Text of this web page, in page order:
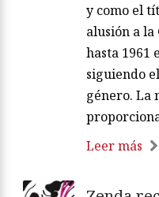
y como el
alusión a
hasta 1961
siguiendo
género. La
Leer más